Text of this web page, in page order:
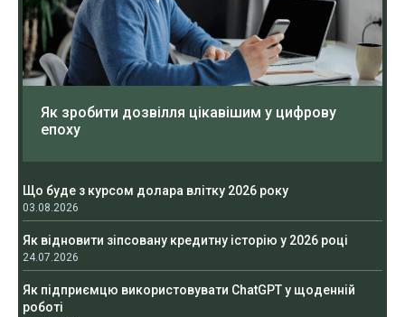
Як зробити дозвілля цікавішим у цифрову
епоху
Що буде з курсом долара влітку 2026 року
03.08.2026
Як відновити зіпсовану кредитну історію у 2026 році
24.07.2026
Як підприємцю використовувати ChatGPT у щоденній
роботі